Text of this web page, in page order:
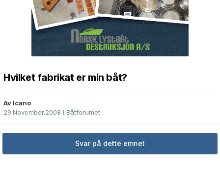
Hvilket fabrikat er min båt?
Av Icano
29.November.2008 i Båtforumet
Svar på dette emnet